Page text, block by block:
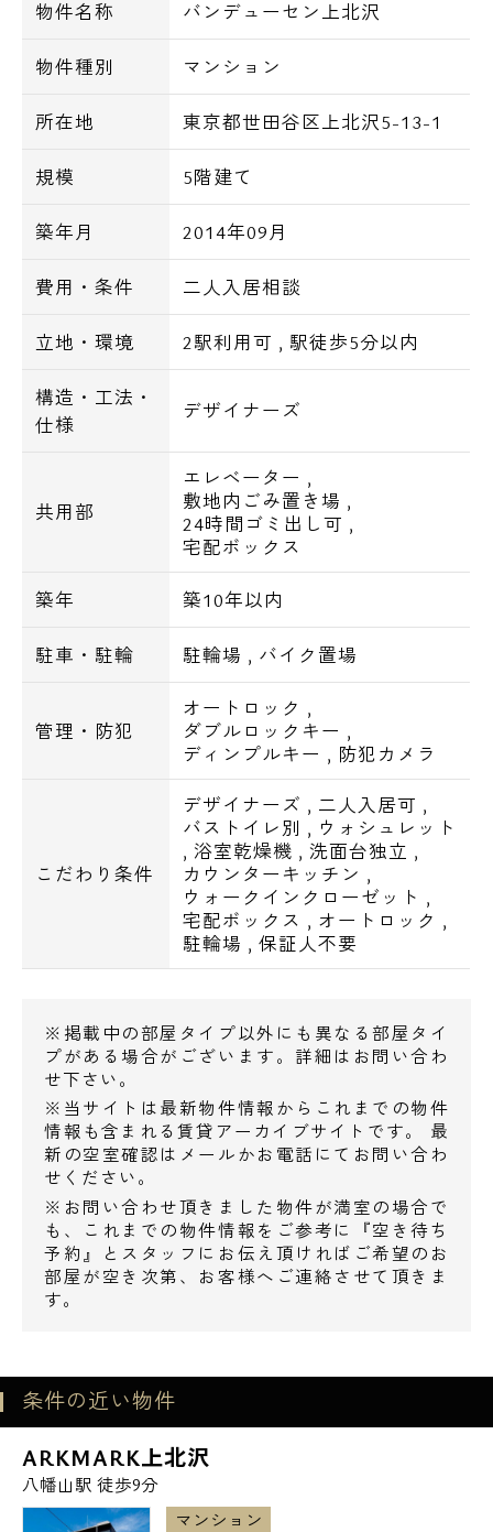
■TVモニター付インターホン
■システムキッチン
■グリル
■浴室乾燥機
■追い焚き機能付バス
■独立洗面化粧台
■シャワートイレ
■エアコン
■BS・CS
■インターネット
■バイク置場
月額：6,600円
区画指定有
スーパーオオゼキ八幡山店・・206m
京王ストア八幡山店・・270m
まいばすけっと八幡山駅前店・・329m
セブンイレブン世田谷上北沢5丁目店・・
セブンイレブン八幡山駅北口店・・199m
ローソン八幡山三丁目店・・317m
●ドラッグストア
くすりセイジョー芦花公園店・・744m
ヘルスケアセイジョー芦花公園南口店・・
848m
●ホームセンター
ヤマダ電機テックランド東京本店・・367m
スーパーバリュー杉並高井戸店・・438m
●飲食店
天下一品八幡山店・・110m
CoCo壱番屋京王八幡山駅前店・・154m
八幡山駅前郵便局・・293m
杉並上高井戸郵便局・・612m
物件名称 バンデューセン上北沢
物件種別 マンション
所在地 東京都世田谷区上北沢5-13-1
規模 5階建て
築年月 2014年09月
費用・条件 二人入居相談
立地・環境 2駅利用可 , 駅徒歩5分以内
構造・工法・
仕様
デザイナーズ
共用部
エレベーター ,
敷地内ごみ置き場 ,
24時間ゴミ出し可 ,
宅配ボックス
築年 築10年以内
駐車・駐輪 駐輪場 , バイク置場
管理・防犯
オートロック ,
ダブルロックキー ,
ディンプルキー , 防犯カメラ
こだわり条件
デザイナーズ , 二人入居可 ,
バストイレ別 , ウォシュレット
, 浴室乾燥機 , 洗面台独立 ,
カウンターキッチン ,
ウォークインクローゼット ,
宅配ボックス , オートロック ,
駐輪場 ,保証人不要
※掲載中の部屋タイプ以外にも異なる部屋タイ
プがある場合がございます。詳細はお問い合わ
せ下さい。
※当サイトは最新物件情報からこれまでの物件
情報も含まれる賃貸アーカイブサイトです。 最
新の空室確認はメールかお電話にてお問い合わ
せください。
※お問い合わせ頂きました物件が満室の場合で
も、これまでの物件情報をご参考に『空き待ち
予約』とスタッフにお伝え頂ければご希望のお
部屋が空き次第、お客様へご連絡させて頂きま
す。
条件の近い物件
ARKMARK上北沢
八幡山駅 徒歩9分
マンション
電話でお問い合わせ
0120-500-529
営業時間 10：00～18：00